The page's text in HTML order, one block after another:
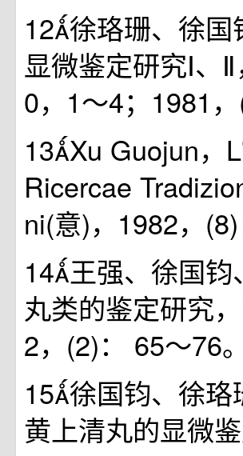
12徐珞珊、徐
显微鉴定研究Ⅰ、
0，1～4；1981
13Xu Guojun，
Ricercae
ni(意)，1982，
14王强、徐国
丸类的鉴定研究
2，(2)： 65～76。
15徐国钧、徐
黄上清丸的显微